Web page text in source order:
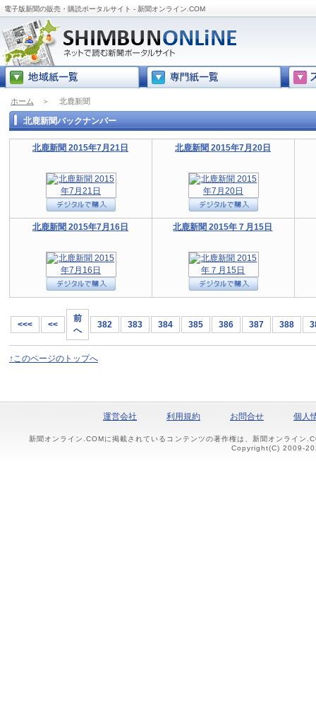
電子版新聞の販売・購読ポータルサイト - 新聞オンライン.COM
ホーム ＞ 北鹿新聞
北鹿新聞バックナンバー
北鹿新聞 2015年7月21日 北鹿新聞 2015年7月20日
北鹿新聞 2015年7月16日 北鹿新聞 2015年７月15日
<<< <<
前
へ
382 383 384 385 386 387 388
↑このページのトップへ
運営会社 利用規約 お問合せ 個人
新聞オンライン.COMに掲載されているコンテンツの著作権は、新聞オンライン
Copyright(C) 2009-